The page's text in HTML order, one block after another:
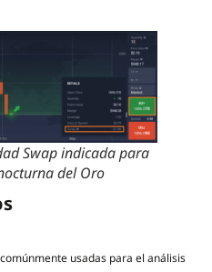
Swap indicada para
del Oro
usadas para el análisis